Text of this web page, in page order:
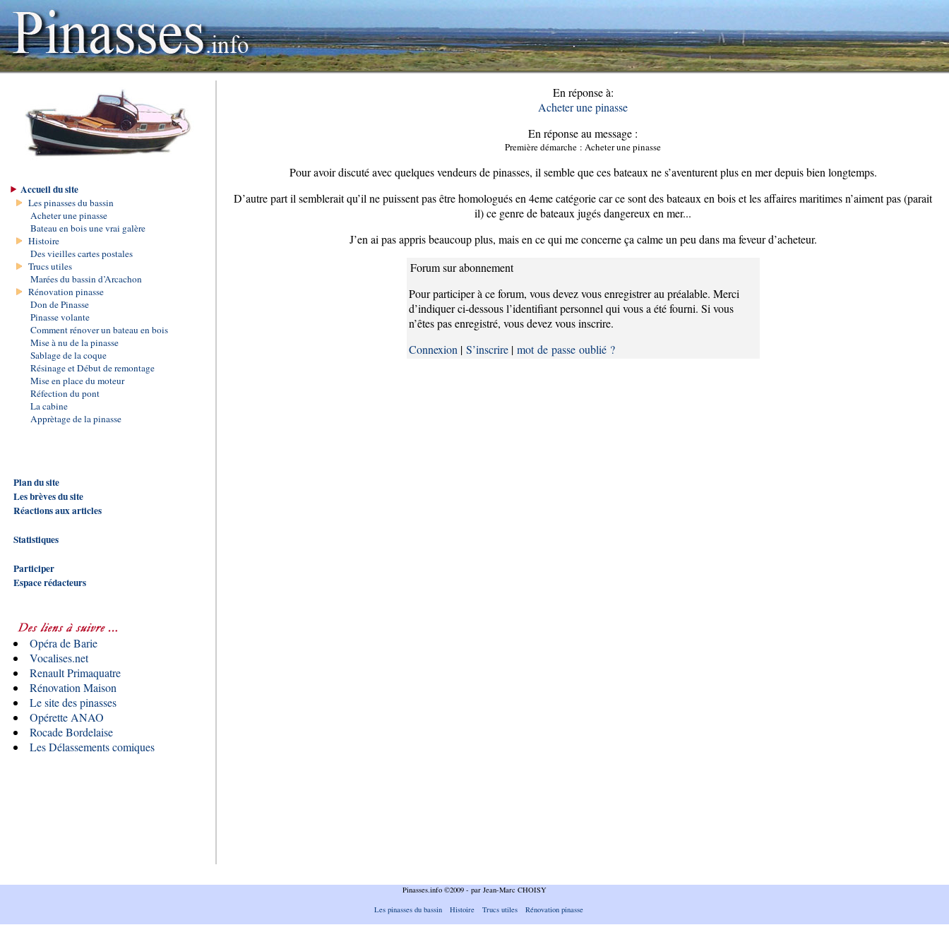
Accueil du site
Les pinasses du bassin
Acheter une pinasse
Bateau en bois une vrai galère
Histoire
Des vieilles cartes postales
Trucs utiles
Marées du bassin d’Arcachon
Rénovation pinasse
Don de Pinasse
Pinasse volante
Comment rénover un bateau en bois
Mise à nu de la pinasse
Sablage de la coque
Résinage et Début de remontage
Mise en place du moteur
Réfection du pont
La cabine
Apprètage de la pinasse
Plan du site
Les brèves du site
Réactions aux articles
Statistiques
Participer
Espace rédacteurs
Opéra de Barie
Vocalises.net
Renault Primaquatre
Rénovation Maison
Le site des pinasses
Opérette ANAO
Rocade Bordelaise
Les Délassements comiques
En réponse à:
Acheter une pinasse
En réponse au message :
Première démarche : Acheter une pinasse
Pour avoir discuté avec quelques vendeurs de pinasses, il semble que ces bateaux ne s’aventurent plus en mer depuis bien longtemps.
D’autre part il semblerait qu’il ne puissent pas être homologués en 4eme catégorie car ce sont des bateaux en bois et les affaires maritimes n’aiment pas (parait
il) ce genre de bateaux jugés dangereux en mer...
J’en ai pas appris beaucoup plus, mais en ce qui me concerne ça calme un peu dans ma feveur d’acheteur.
Forum sur abonnement
Pour participer à ce forum, vous devez vous enregistrer au préalable. Merci
d’indiquer ci-dessous l’identifiant personnel qui vous a été fourni. Si vous
n’êtes pas enregistré, vous devez vous inscrire.
Connexion | S’inscrire| mot de passe oublié ?
Pinasses.info ©2009 - par Jean-Marc CHOISY
Les pinasses du bassin
Histoire Trucs utiles Rénovation pinasse